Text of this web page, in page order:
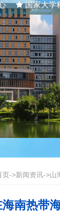
国家大学
页->新闻资讯->山
南热带